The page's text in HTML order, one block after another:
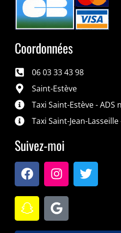
Coordonnées
06 03 33 43 98
Saint-Estève
Taxi Saint-Estève - ADS
Taxi Saint-Jean-Lasseille
Suivez-moi